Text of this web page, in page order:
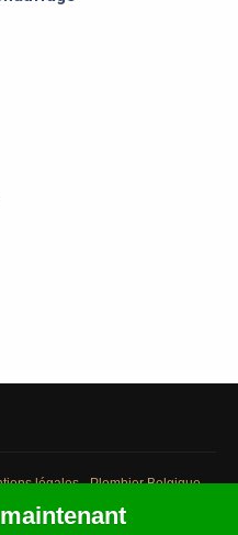
légales-Plombier Belgique-